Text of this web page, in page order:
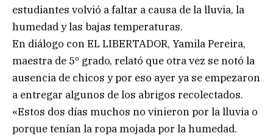
estudiantes volvió a faltar a causa de la lluvia, la
humedad y las bajas temperaturas.
En diálogo con EL LIBERTADOR, Yamila Pereira,
maestra de 5º grado, relató que otra vez se notó la
ausencia de chicos y por eso ayer ya se empezaron
a entregar algunos de los abrigos recolectados.
«Estos dos días muchos no vinieron por la lluvia o
porque tenían la ropa mojada por la humedad.